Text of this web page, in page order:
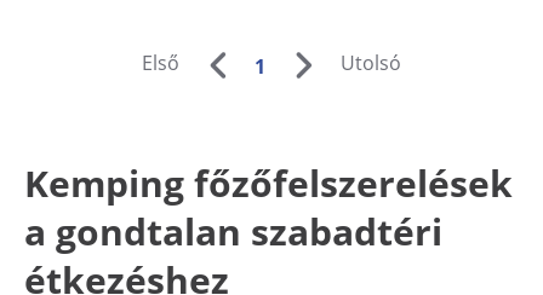
Első 1 Utolsó
Kemping főzőfelszerelések
a gondtalan szabadtéri
étkezéshez